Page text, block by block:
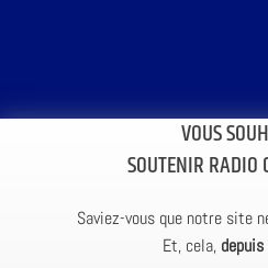
VOUS
SOUTENIR RADIO
Saviez-vous que notre site
Et, cela,